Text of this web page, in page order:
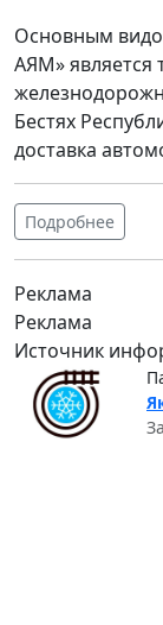
Основным
АЯМ» является
Бестях
доставка
Подробнее
Реклама
Реклама
Источник